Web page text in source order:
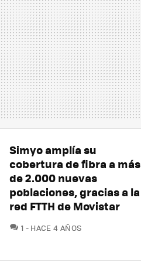
Simyo amplía su
cobertura de fibra a más
de 2.000 nuevas
poblaciones, gracias a la
red FTTH de Movistar
1 COMENTARIOS
HACE 4 AÑOS